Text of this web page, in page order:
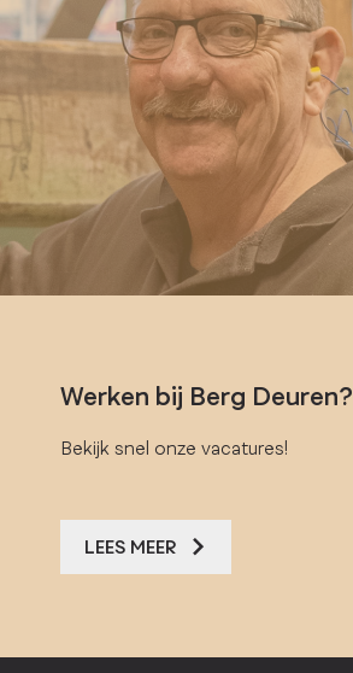
Werken bij Berg Deuren?
Bekijk snel onze vacatures!
LEES MEER